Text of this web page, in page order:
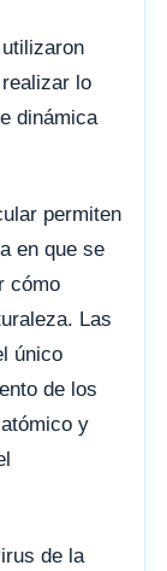
lo
dinámica
permiten
en que se
cómo
Las
único
de los
y
de la